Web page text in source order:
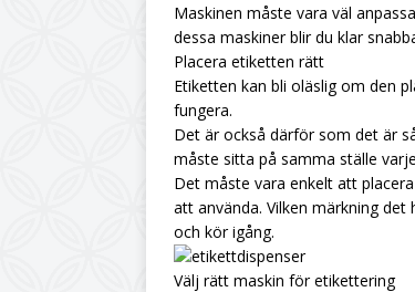
[ June
Maskinen måste vara väl
dessa maskiner blir du klar
Placera etiketten rätt
Etiketten kan bli oläslig om den
fungera.
Det är också därför som det är
måste sitta på samma ställe
Det måste vara enkelt att
att använda. Vilken märkning
och kör igång.
Välj rätt maskin för etikettering